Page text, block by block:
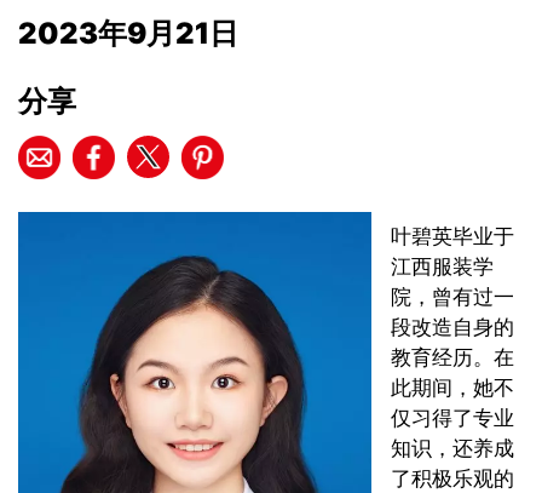
2023年9月21日
分享
叶碧英毕业于
江西服装学
院，曾有过一
段改造自身的
教育经历。在
此期间，她不
仅习得了专业
知识，还养成
了积极乐观的